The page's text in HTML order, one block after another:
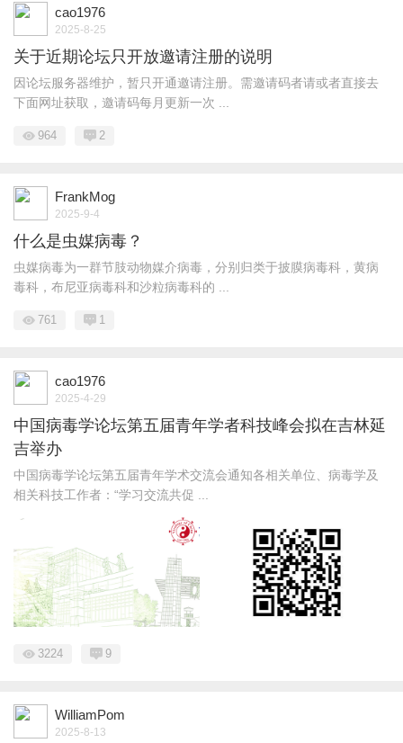
cao1976
2025-8-25
关于近期论坛只开放邀请注册的说明
因论坛服务器维护，暂只开通邀请注册。需邀请码者请或者直接去
下面网址获取，邀请码每月更新一次 ...
964 2
FrankMog
2025-9-4
什么是虫媒病毒？
虫媒病毒为一群节肢动物媒介病毒，分别归类于披膜病毒科，黄病
毒科，布尼亚病毒科和沙粒病毒科的 ...
761 1
cao1976
2025-4-29
中国病毒学论坛第五届青年学者科技峰会拟在吉林延
吉举办
中国病毒学论坛第五届青年学术交流会通知各相关单位、病毒学及
相关科技工作者：“学习交流共促 ...
3224 9
WilliamPom
2025-8-13